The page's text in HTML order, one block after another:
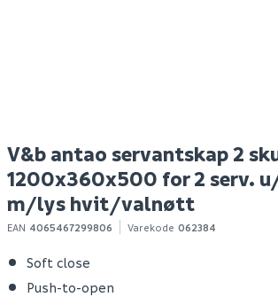
V&b antao servantskap 2
1200x360x500 for 2 serv.
m/lys hvit/valnøtt
EAN 4065467299806 Varekode 062384
Soft close
Push-to-open